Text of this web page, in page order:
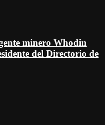
minero Whodin
del Directorio de